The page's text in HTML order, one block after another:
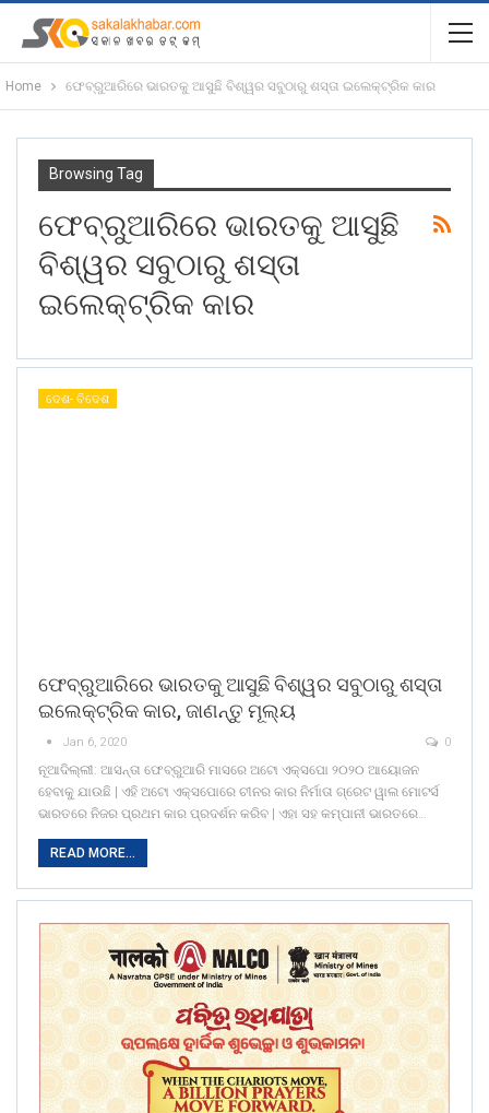
Home ଫେବ୍ରୁଆରିରେ ଭାରତକୁ ଆସୁଛି ବିଶ୍ୱର ସବୁଠାରୁ ଶସ୍ତା ଇଲେକ୍ଟ୍ରିକ କାର
Browsing Tag
ଫେବ୍ରୁଆରିରେ ଭାରତକୁ ଆସୁଛି
ବିଶ୍ୱର ସବୁଠାରୁ ଶସ୍ତା
ଇଲେକ୍ଟ୍ରିକ କାର
ଦେଶ- ବିଦେଶ
ଫେବ୍ରୁଆରିରେ ଭାରତକୁ ଆସୁଛି ବିଶ୍ୱର ସବୁଠାରୁ ଶସ୍ତା
ଇଲେକ୍ଟ୍ରିକ କାର, ଜାଣନ୍ତୁ ମୂଲ୍ୟ
Jan 6, 2020 0
ନୂଆଦିଲ୍ଲୀ: ଆସନ୍ତା ଫେବ୍ରୁଆରି ମାସରେ ଅଟୋ ଏକ୍ସପୋ ୨୦୨୦ ଆୟୋଜନ
ହେବାକୁ ଯାଉଛି | ଏହି ଅଟୋ ଏକ୍ସପୋରେ ଚୀନର କାର ନିର୍ମାତା ଗ୍ରେଟ ୱାଲ ମୋଟର୍ସ
ଭାରତରେ ନିଜର ପ୍ରଥମ କାର ପ୍ରଦର୍ଶନ କରିବ | ଏହା ସହ କମ୍ପାନୀ ଭାରତରେ…
READ MORE...